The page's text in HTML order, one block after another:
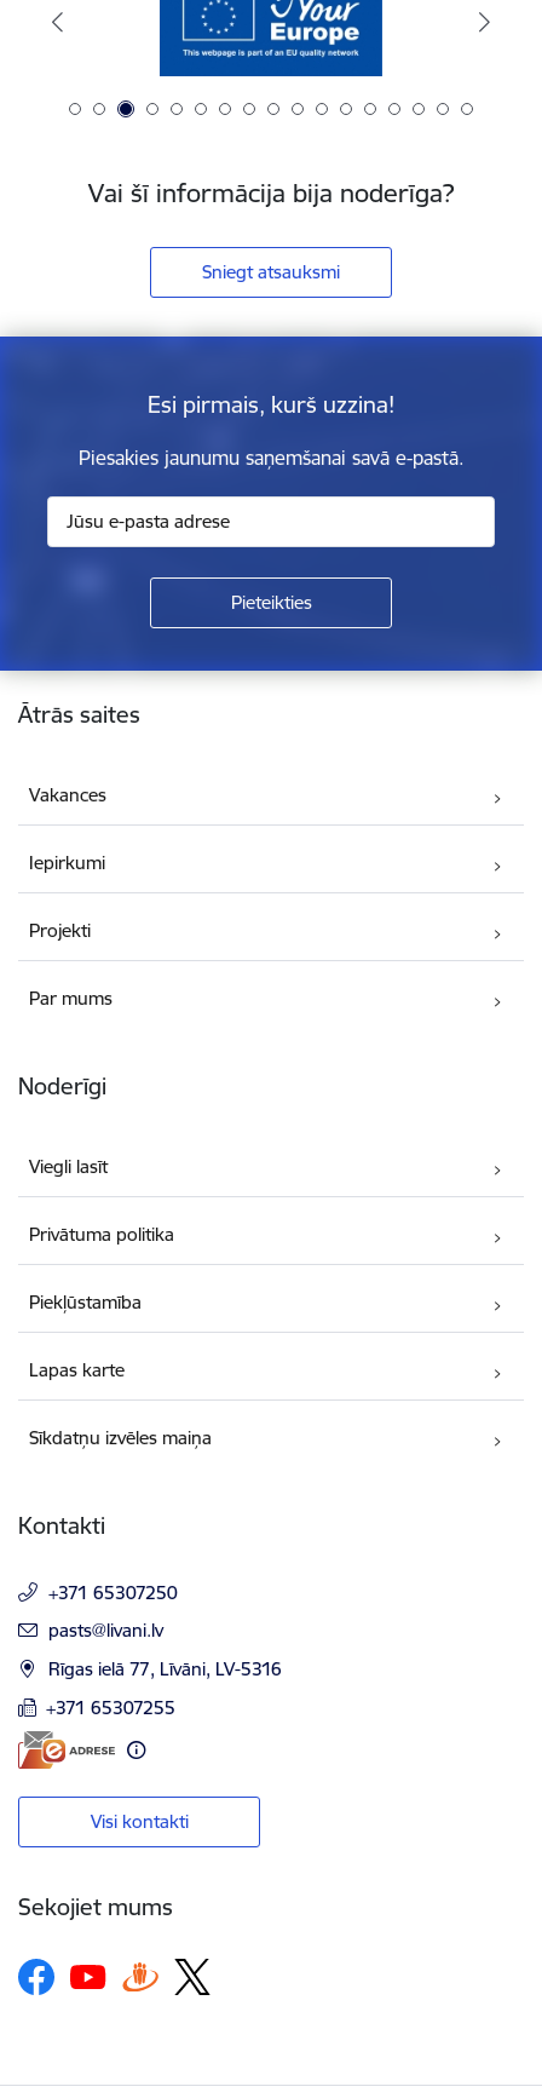
Vai šī informācija bija noderīga?
Sniegt atsauksmi
Esi pirmais, kurš uzzina!
Piesakies jaunumu saņemšanai savā e-pastā.
Kājene
Ātrās saites
Vakances
Iepirkumi
Projekti
Par mums
Noderīgi
Viegli lasīt
Privātuma politika
Piekļūstamība
Lapas karte
Sīkdatņu izvēles maiņa
Kontakti
+371 65307250
E-pasts:
pasts@livani.lv
Rīgas ielā 77, Līvāni, LV-5316
+371 65307255
Visi kontakti
Sekojiet mums